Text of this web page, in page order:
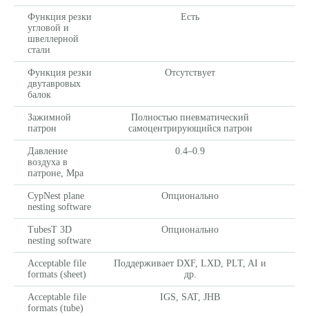
Функция резки
угловой и
швеллерной
стали
Есть
Функция резки
двутавровых
балок
Отсутствует
Зажимной
патрон
Полностью пневматический
самоцентрирующийся патрон
Давление
воздуха в
патроне, Мра
0.4–0.9
CypNest plane
nesting software
Опционально
TubesT 3D
nesting software
Опционально
Acceptable file
formats (sheet)
Поддерживает DXF, LXD, PLT, AI и
др.
Acceptable file
formats (tube)
IGS, SAT, JHB